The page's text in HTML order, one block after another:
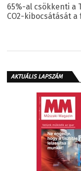
65%-al csökkenti a
CO2-kibocsátását
AKTUÁLIS LAPSZÁM